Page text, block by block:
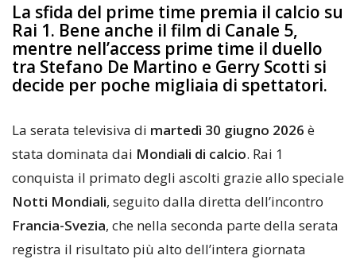
La sfida del prime time premia il calcio su
Rai 1. Bene anche il film di Canale 5,
mentre nell’access prime time il duello
tra Stefano De Martino e Gerry Scotti si
decide per poche migliaia di spettatori.
La serata televisiva di martedì 30 giugno 2026 è
stata dominata dai Mondiali di calcio. Rai 1
conquista il primato degli ascolti grazie allo speciale
Notti Mondiali, seguito dalla diretta dell’incontro
Francia-Svezia, che nella seconda parte della serata
registra il risultato più alto dell’intera giornata